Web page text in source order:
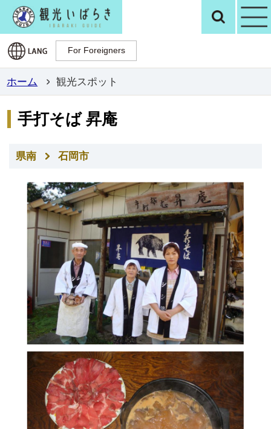
観光いばらき検
For Foreigners
For Foreigners
ホーム 観光スポット
手打そば 昇庵
県南 石岡市